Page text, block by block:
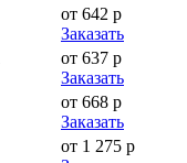
от 642 р
Заказать
от 637 р
Заказать
от 668 р
Заказать
от 1 275 р